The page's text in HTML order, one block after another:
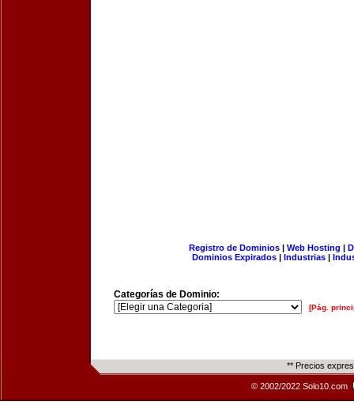
Registro de Dominios| Web Hosting |
Dominios Expirados | Industrias |
Categorías de Dominio:
[Pág.
** Precios
© 2002/2022 Solo10.com